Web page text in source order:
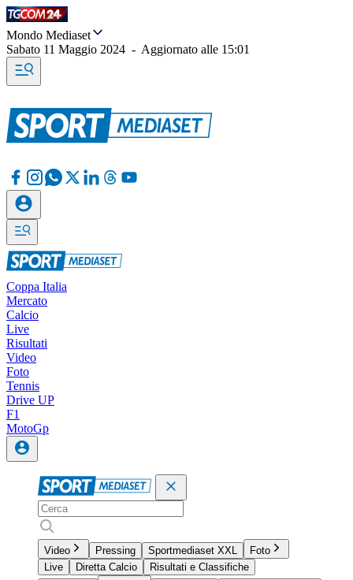
Mondo Mediaset
Sabato 11 Maggio 2024 - Aggiornato alle 15:01
Coppa Italia
Mercato
Calcio
Live
Risultati
Video
Foto
Tennis
Drive UP
F1
MotoGp
Video Pressing Sportmediaset XXL
Foto
Live
Diretta Calcio
Risultati e Classifiche